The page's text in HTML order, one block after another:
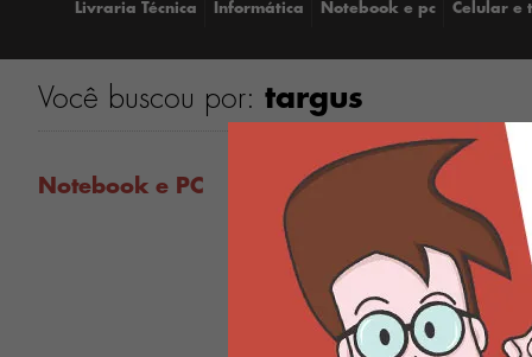
Livraria Técnica Informática Notebook e pc Celular e
Você buscou por: targus
Notebook e PC
Mochila para notebook de
até 15.6”+ Estojo + Bolsa
Térmica + Sacochila Kit
Sport Camo Verde - Targus
BUS89105